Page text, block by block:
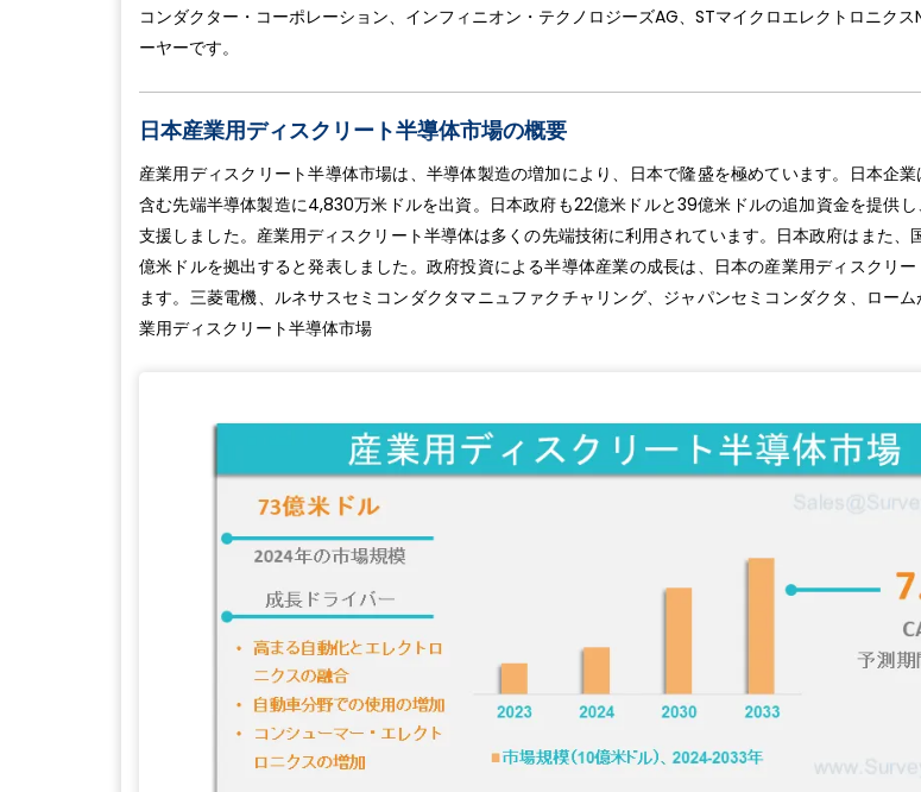
コンダクター・コーポレーション、インフィニオン・テクノロジーズAG、STマイクロエレクトロニク
ーヤーです。
日本産業用ディスクリート半導体市場の概要
産業用ディスクリート半導体市場は、半導体製造の増加により、日本で隆盛を極めています。日本企
含む先端半導体製造に4,830万米ドルを出資。日本政府も22億米ドルと39億米ドルの追加資金を提供
支援しました。産業用ディスクリート半導体は多くの先端技術に利用されています。日本政府はまた、
億米ドルを拠出すると発表しました。政府投資による半導体産業の成長は、日本の産業用ディスクリ
ます。三菱電機、ルネサスセミコンダクタマニュファクチャリング、ジャパンセミコンダクタ、ロー
業用ディスクリート半導体市場